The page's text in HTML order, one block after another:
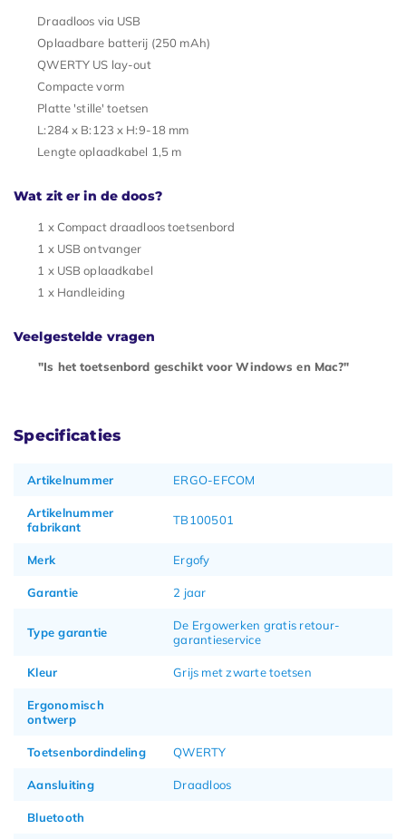
Draadloos via USB
Oplaadbare batterij (250 mAh)
QWERTY US lay-out
Compacte vorm
Platte 'stille' toetsen
L:284 x B:123 x H:9-18 mm
Lengte oplaadkabel 1,5 m
Wat zit er in de doos?
1 x Compact draadloos toetsenbord
1 x USB ontvanger
1 x USB oplaadkabel
1 x Handleiding
Veelgestelde vragen
"Is het toetsenbord geschikt voor Windows en Mac?"
Specificaties
Artikelnummer ERGO-EFCOM
Artikelnummer
fabrikant
TB100501
Merk Ergofy
Garantie 2 jaar
Type garantie
De Ergowerken gratis retour-
garantieservice
Kleur Grijs met zwarte toetsen
Ergonomisch
ontwerp
Toetsenbordindeling QWERTY
Aansluiting Draadloos
Bluetooth